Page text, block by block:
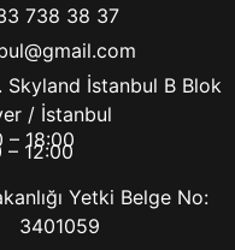
738 38 37
İstanbul B Blok
/ İstanbul
– 18:00
– 12:00
Yetki Belge No:
3401059